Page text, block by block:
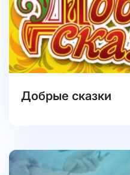
Добрые сказки